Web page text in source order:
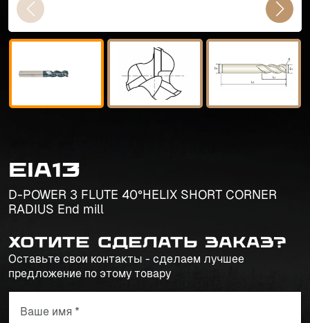
EIA13
D-POWER 3 FLUTE 40°HELIX SHORT CORNER
RADIUS End mill
Хотите сделать заказ?
Оставьте свои контакты - сделаем лучшее
предложение по этому товару